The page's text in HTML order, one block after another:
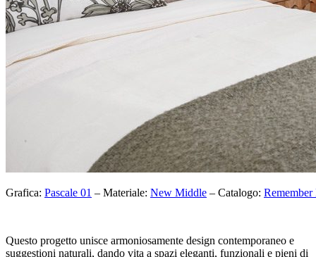
Grafica: Pascale 01 – Materiale: New Middle – Catalogo: Remember
Questo progetto unisce armoniosamente design contemporaneo e
suggestioni naturali, dando vita a spazi eleganti, funzionali e pieni di